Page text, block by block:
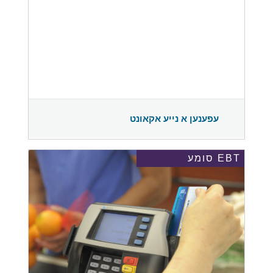
עפענען א נייע אקאונט
EBT סומע